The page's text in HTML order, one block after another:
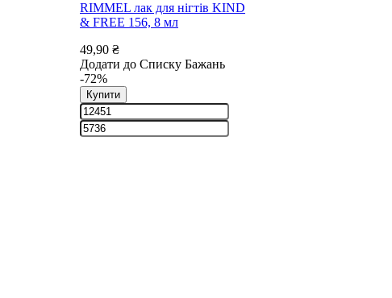
RIMMEL лак для нігтів KIND
& FREE 156, 8 мл
49,90 ₴
Додати до Списку Бажань
-72%
Купити